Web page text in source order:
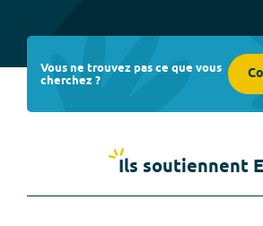
Vous ne trouvez pas ce que vous
cherchez ?
Ils soutiennent